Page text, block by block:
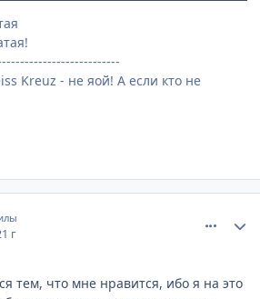
Kreuz - не яой! А если кто не
г
тем, что мне нравится, ибо я на это